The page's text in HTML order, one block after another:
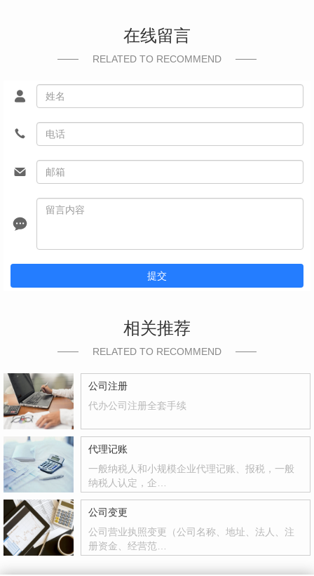
在线留言
RELATED TO RECOMMEND
提交
相关推荐
RELATED TO RECOMMEND
公司注册
代办公司注册全套手续
代理记账
一般纳税人和小规模企业代理记账、报税，一般
纳税人认定，企…
公司变更
公司营业执照变更（公司名称、地址、法人、注
册资金、经营范…